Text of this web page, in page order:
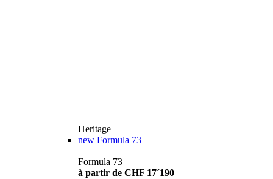
Heritage
new Formula 73
Formula 73
à partir de CHF 17´190